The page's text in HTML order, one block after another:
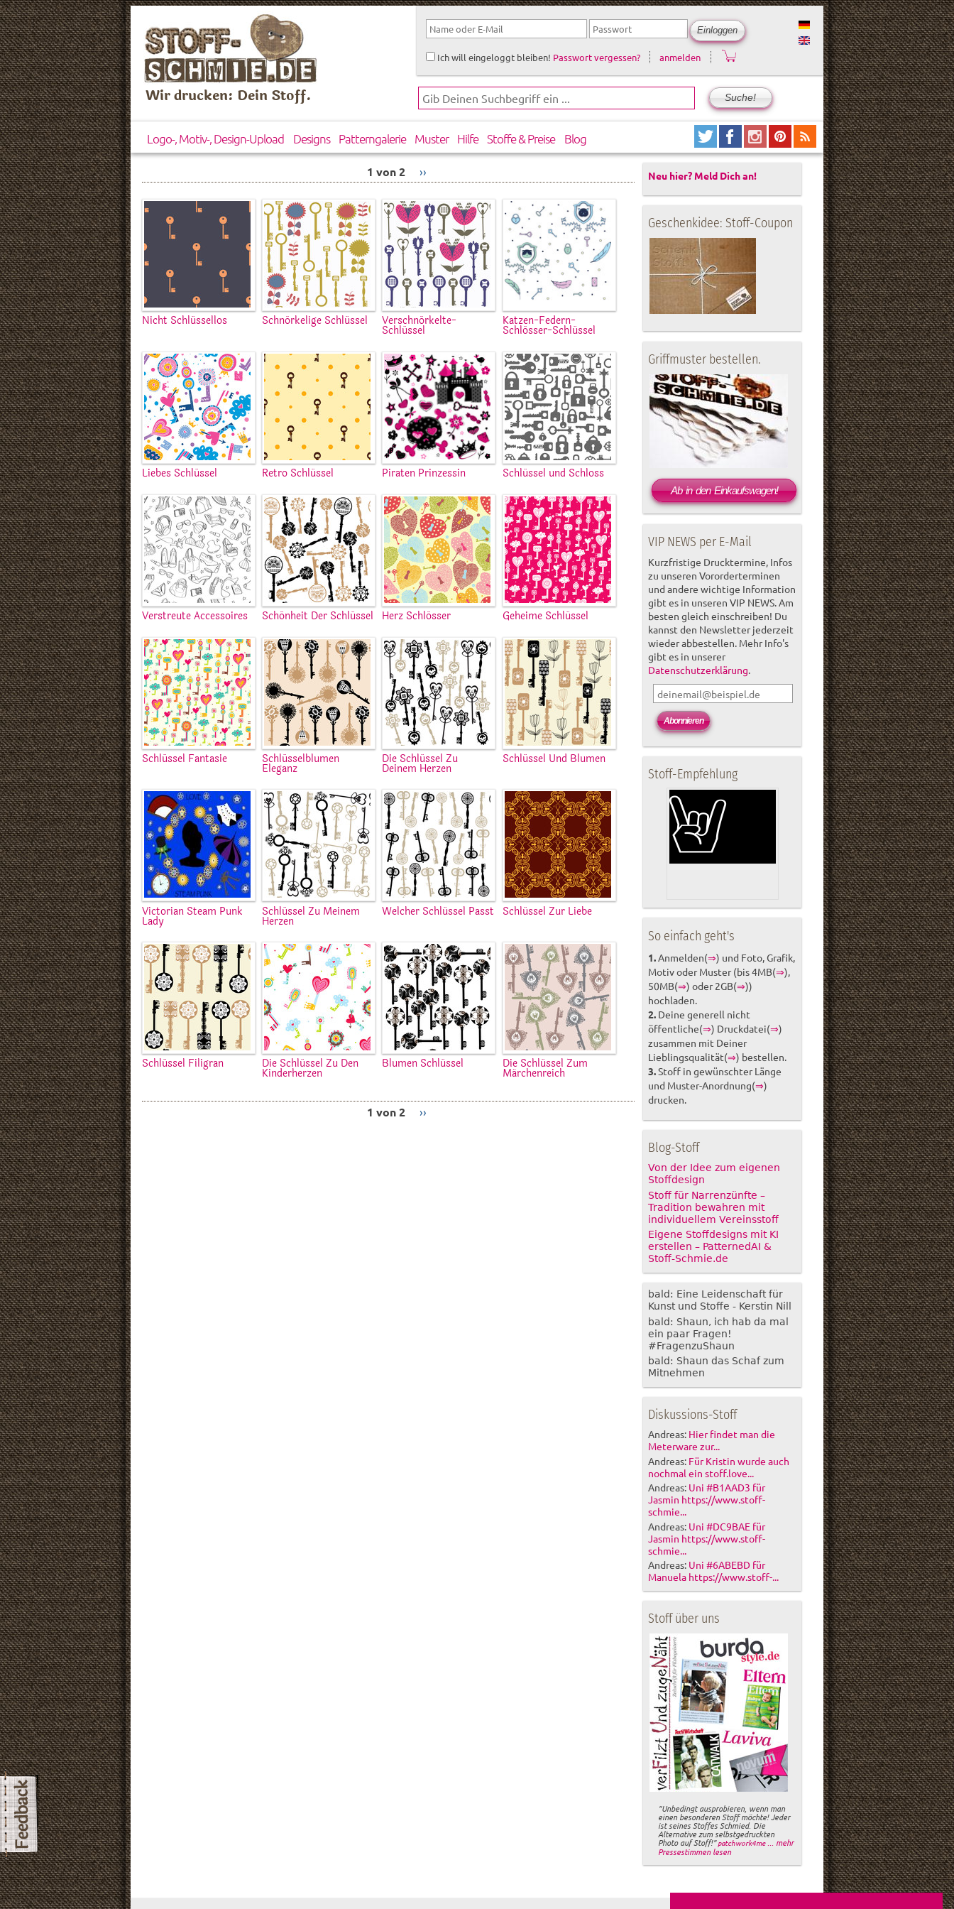
Wir drucken: Dein Stoff.
Ich will eingeloggt bleiben! Passwort vergessen? anmelden
Logo-, Motiv-, Design-Upload Designs Patterngalerie Muster Hilfe Stoffe & Preise Blog
1 von 2 ››
Nicht Schlüssellos Schnörkelige Schlüssel Verschnörkelte-
Schlüssel
Katzen-Federn-
Schlösser-Schlüssel
Liebes Schlüssel Retro Schlüssel Piraten Prinzessin Schlüssel und Schloss
Verstreute Accessoires Schönheit Der Schlüssel Herz Schlösser Geheime Schlüssel
Schlüssel Fantasie Schlüsselblumen
Eleganz
Die Schlüssel Zu
Deinem Herzen
Schlüssel Und Blumen
Victorian Steam Punk
Lady
Schlüssel Zu Meinem
Herzen
Welcher Schlüssel Passt Schlüssel Zur Liebe
Schlüssel Filigran Die Schlüssel Zu Den
Kinderherzen
Blumen Schlüssel Die Schlüssel Zum
Märchenreich
1 von 2 ››
Neu hier? Meld Dich an!
Geschenkidee: Stoff-Coupon
Griffmuster bestellen.
Ab in den Einkaufswagen!
VIP NEWS per E-Mail
Kurzfristige Drucktermine, Infos
zu unseren Vororderterminen
und andere wichtige Information
gibt es in unseren VIP NEWS. Am
besten gleich einschreiben! Du
kannst den Newsletter jederzeit
wieder abbestellen. Mehr Info's
gibt es in unserer
Datenschutzerklärung.
Stoff-Empfehlung
So einfach geht's
1.Anmelden(⇒) und Foto, Grafik,
Motiv oder Muster (bis 4MB(⇒),
50MB(⇒) oder 2GB(⇒))
hochladen.
2. Deine generell nicht
öffentliche(⇒) Druckdatei(⇒)
zusammen mit Deiner
Lieblingsqualität(⇒) bestellen.
3.Stoff in gewünschter Länge
und Muster-Anordnung(⇒)
drucken.
Blog-Stoff
Von der Idee zum eigenen
Stoffdesign
Stoff für Narrenzünfte –
Tradition bewahren mit
individuellem Vereinsstoff
Eigene Stoffdesigns mit KI
erstellen – PatternedAI &
Stoff-Schmie.de
bald: Eine Leidenschaft für
Kunst und Stoffe - Kerstin Nill
bald: Shaun, ich hab da mal
ein paar Fragen!
#FragenzuShaun
bald: Shaun das Schaf zum
Mitnehmen
Diskussions-Stoff
Andreas: Hier findet man die
Meterware zur...
Andreas: Für Kristin wurde auch
nochmal ein stoff.love...
Andreas: Uni #B1AAD3 für
Jasmin https://www.stoff-
schmie...
Andreas: Uni #DC9BAE für
Jasmin https://www.stoff-
schmie...
Andreas: Uni #6ABEBD für
Manuela https://www.stoff-...
Stoff über uns
"Unbedingt ausprobieren, wenn man
einen besonderen Stoff möchte! Jeder
ist seines Stoffes Schmied. Die
Alternative zum selbstgedruckten
Photo auf Stoff!"patchwork4me ... mehr
Pressestimmen lesen